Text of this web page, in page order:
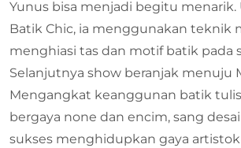
Yunus bisa menjadi begitu
Batik Chic, ia menggunakan teknik
menghiasi tas dan motif batik pada
Selanjutnya show beranjak menuju
Mengangkat keanggunan batik
bergaya none dan encim, sang
sukses menghidupkan gaya